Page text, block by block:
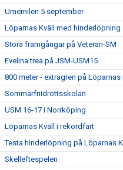
Umemilen 5 september
Löparnas Kväll med hinderlöpning
Stora framgångar på Veteran-SM
Evelina trea på JSM-USM15
800 meter - extragren på Löparnas
Sommarfriidrottsskolan
USM 16-17 i Norrköping
Löparnas Kväll i rekordfart
Testa hinderlöpning på Löparnas
Skelleftespelen